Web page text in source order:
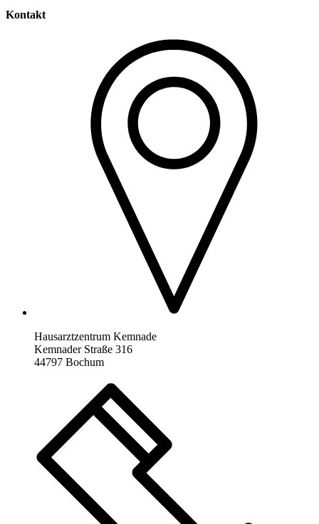
Kontakt
Hausarztzentrum Kemnade
Kemnader Straße 316
44797 Bochum